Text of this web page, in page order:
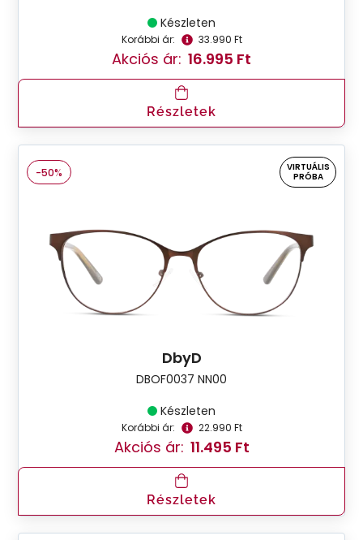
Készleten
Korábbi ár: 33.990 Ft
Akciós ár: 16.995 Ft
Részletek
-50%
VIRTUÁLIS
PRÓBA
DbyD
DBOF0037 NN00
Készleten
Korábbi ár: 22.990 Ft
Akciós ár: 11.495 Ft
Részletek